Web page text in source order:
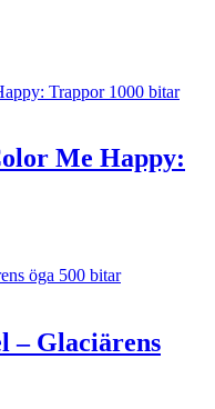
Me Happy:
– Glaciärens